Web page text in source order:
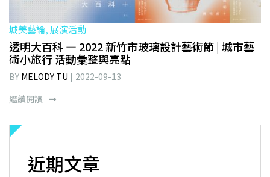
城美藝論, 展演活動
透明大百科 — 2022 新竹市玻璃設計藝術節 | 城市藝
術小旅行 活動彙整與亮點
BY MELODY TU
2022-09-13
繼續閱讀
近期文章